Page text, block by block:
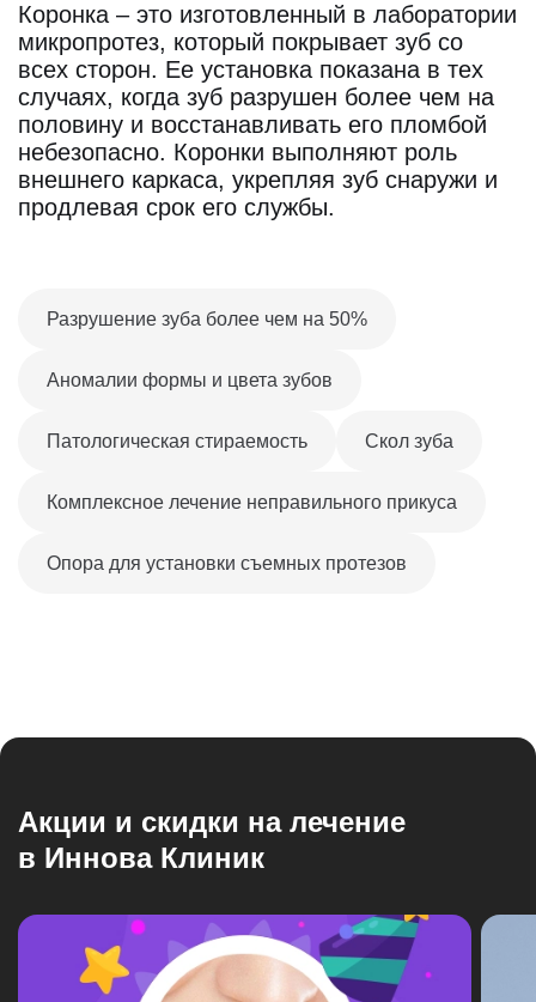
Коронка – это изготовленный в лаборатории
микропротез, который покрывает зуб со
всех сторон. Ее установка показана в тех
случаях, когда зуб разрушен более чем на
половину и восстанавливать его пломбой
небезопасно. Коронки выполняют роль
внешнего каркаса, укрепляя зуб снаружи и
продлевая срок его службы.
Разрушение зуба более чем на 50%
Аномалии формы и цвета зубов
Патологическая стираемость Скол зуба
Комплексное лечение неправильного прикуса
Опора для установки съемных протезов
Акции и скидки на лечение
в Иннова Клиник